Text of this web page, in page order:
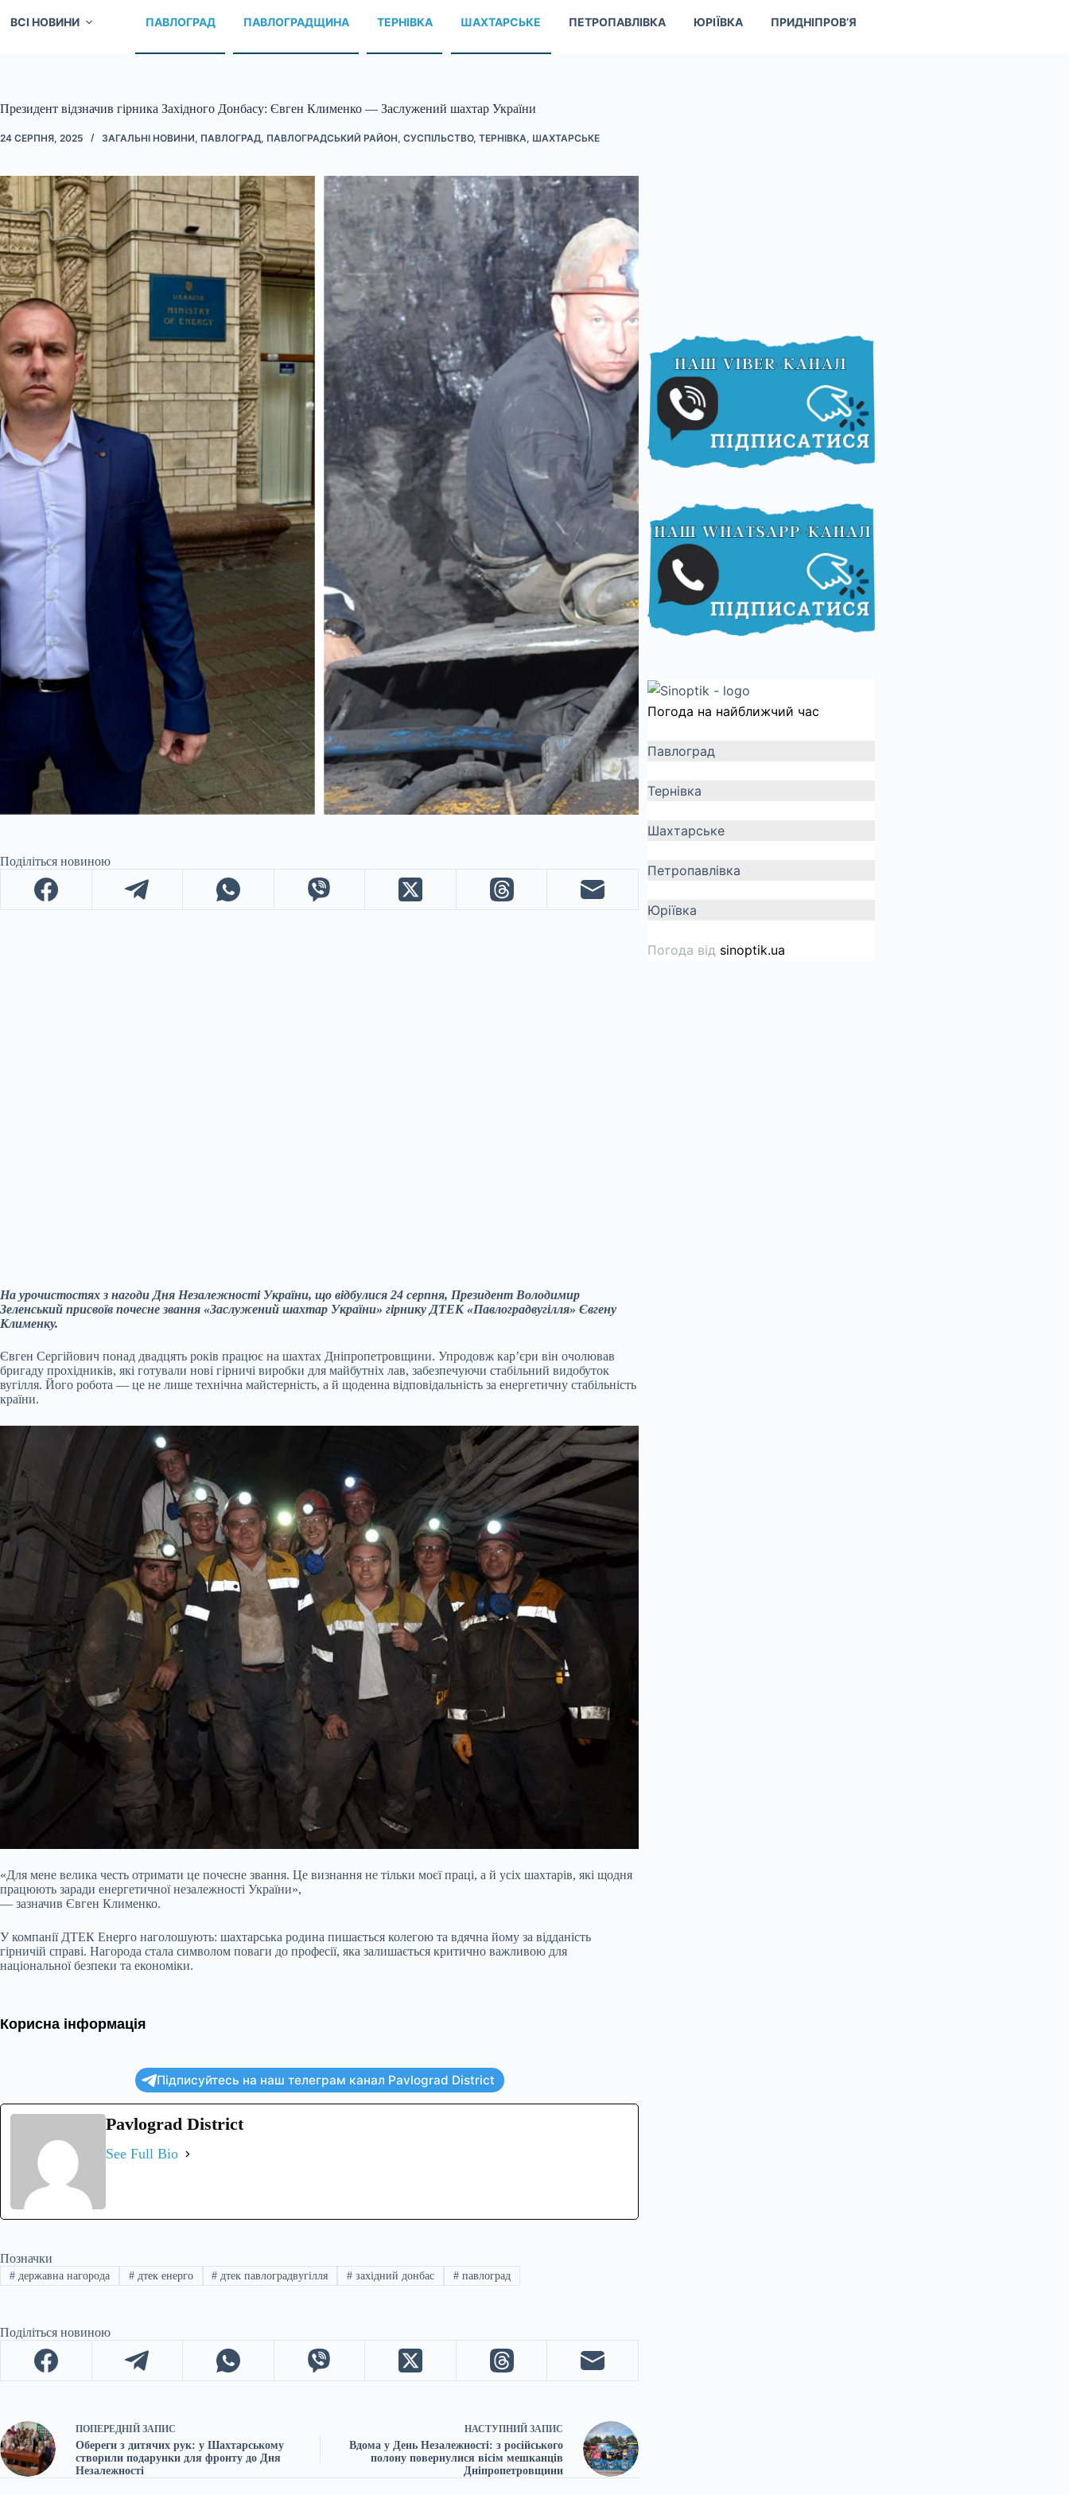
ВСІ НОВИНИ ПАВЛОГРАД ПАВЛОГРАДЩИНА ТЕРНІВКА ШАХТАРСЬКЕ ПЕТРОПАВЛІВКА ЮРІЇВКА ПРИДНІПРОВ’Я
Президент відзначив гірника Західного Донбасу: Євген Клименко — Заслужений шахтар України
24 СЕРПНЯ, 2025 ЗАГАЛЬНІ НОВИНИ, ПАВЛОГРАД, ПАВЛОГРАДСЬКИЙ РАЙОН, СУСПІЛЬСТВО, ТЕРНІВКА, ШАХТАРСЬКЕ
Поділіться новиною
На урочистостях з нагоди Дня Незалежності України, що відбулися 24 серпня, Президент Володимир
Зеленський присвоїв почесне звання «Заслужений шахтар України» гірнику ДТЕК «Павлоградвугілля» Євгену
Клименку.
Євген Сергійович понад двадцять років працює на шахтах Дніпропетровщини. Упродовж кар’єри він очолював
бригаду прохідників, які готували нові гірничі виробки для майбутніх лав, забезпечуючи стабільний видобуток
вугілля. Його робота — це не лише технічна майстерність, а й щоденна відповідальність за енергетичну стабільність
країни.
«Для мене велика честь отримати це почесне звання. Це визнання не тільки моєї праці, а й усіх шахтарів, які щодня
працюють заради енергетичної незалежності України»,
— зазначив Євген Клименко.
У компанії ДТЕК Енерго наголошують: шахтарська родина пишається колегою та вдячна йому за відданість
гірничій справі. Нагорода стала символом поваги до професії, яка залишається критично важливою для
національної безпеки та економіки.
Корисна інформація
Підписуйтесь на наш телеграм канал Pavlograd District
Pavlograd District
See Full Bio
Позначки
#державна нагорода #дтек енерго # дтек павлоградвугілля # західний донбас # павлоград
Поділіться новиною
ПОПЕРЕДНІЙ ЗАПИС
Обереги з дитячих рук: у Шахтарському
створили подарунки для фронту до Дня
Незалежності
НАСТУПНИЙ ЗАПИС
Вдома у День Незалежності: з російського
полону повернулися вісім мешканців
Дніпропетровщини
Погода на найближчий час
Павлоград
Тернівка
Шахтарське
Петропавлівка
Юріївка
Погода від sinoptik.ua